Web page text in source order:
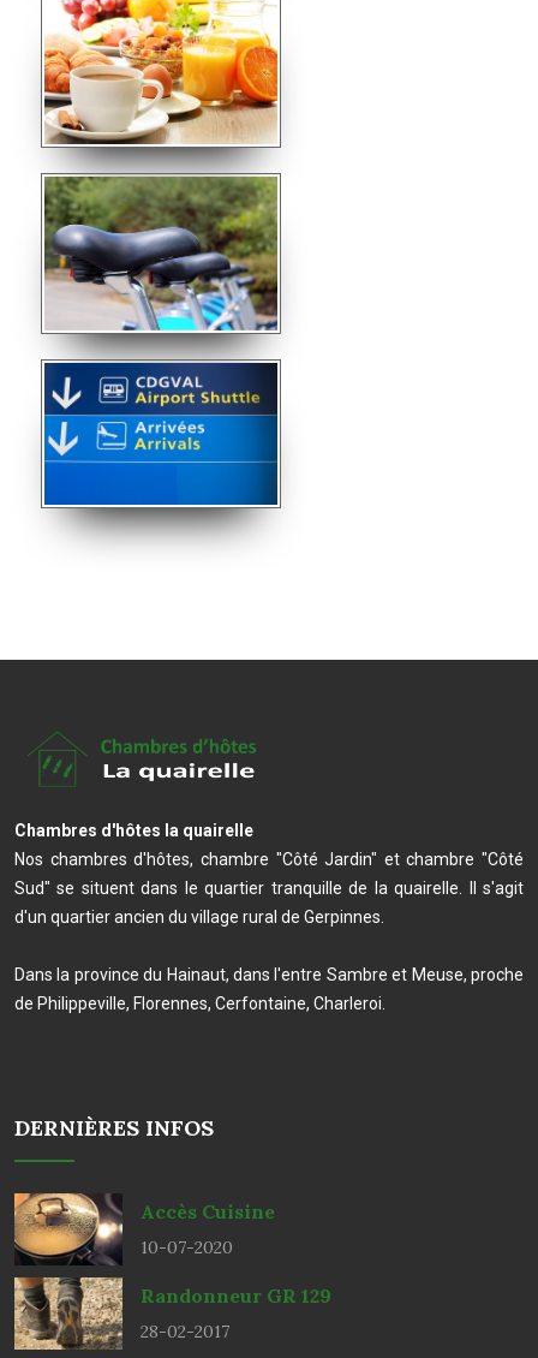
Chambres d'hôtes la quairelle
Nos chambres d'hôtes, chambre "Côté Jardin" et chambre "Côté
Sud" se situent dans le quartier tranquille de la quairelle. Il s'agit
d'un quartier ancien du village rural de Gerpinnes.
Dans la province du Hainaut, dans l'entre Sambre et Meuse, proche
de Philippeville, Florennes, Cerfontaine, Charleroi.
DERNIÈRES INFOS
Accès Cuisine
10-07-2020
Randonneur GR 129
28-02-2017